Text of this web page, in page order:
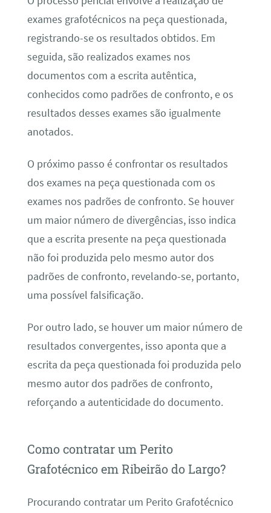
exames grafotécnicos na peça questionada,
registrando-se os resultados obtidos. Em
seguida, são realizados exames nos
documentos com a escrita autêntica,
conhecidos como padrões de confronto, e os
resultados desses exames são igualmente
anotados.
O próximo passo é confrontar os resultados
dos exames na peça questionada com os
exames nos padrões de confronto. Se houver
um maior número de divergências, isso indica
que a escrita presente na peça questionada
não foi produzida pelo mesmo autor dos
padrões de confronto, revelando-se, portanto,
uma possível falsificação.
Por outro lado, se houver um maior número de
resultados convergentes, isso aponta que a
escrita da peça questionada foi produzida pelo
mesmo autor dos padrões de confronto,
reforçando a autenticidade do documento.
Como contratar um Perito
Grafotécnico em Ribeirão do Largo?
Procurando contratar um Perito Grafotécnico